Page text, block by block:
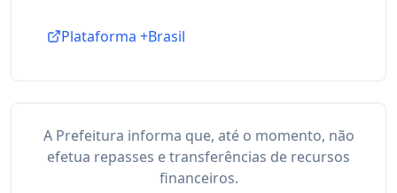
Plataforma +Brasil
A Prefeitura informa que, até o momento, não
efetua repasses e transferências de recursos
financeiros.